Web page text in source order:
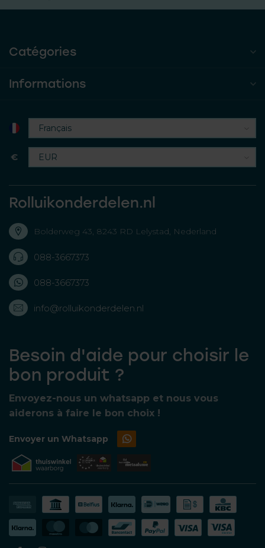
Catégories
Informations
€
Rolluikonderdelen.nl
Bolderweg 43, 8243 RD Lelystad, Nederland
088-3667373
088-3667373
info@rolluikonderdelen.nl
Besoin d'aide pour choisir le
bon produit ?
Envoyez-nous un whatsapp et nous vous
aiderons à faire le bon choix !
Envoyer un Whatsapp